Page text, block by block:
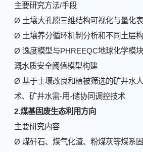
主要研究方法/手段
Ø 土壤大孔隙三维结构可视化与量化
Ø 土壤养分循环机制分析和不同土层
Ø 逸度模型与PHREEQC地球化学模
溉水质安全阈值模型构建
Ø 基于土壤改良和植被筛选的矿井水
术、矿井水需-用-储协同调控技术
2.煤基固废生态利用方向
主要研究内容
Ø 煤矸石、煤气化渣、粉煤灰等煤系固